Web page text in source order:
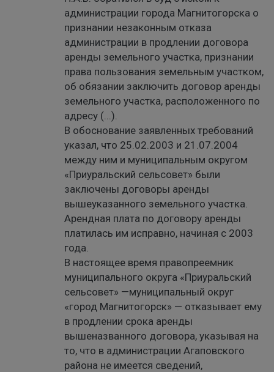
администрации города Магнитогорска о
признании незаконным отказа
администрации в продлении договора
аренды земельного участка, признании
права пользования земельным участком,
об обязании заключить договор аренды
земельного участка, расположенного по
адресу (...).
В обоснование заявленных требований
указал, что 25.02.2003 и 21.07.2004
между ним и муниципальным округом
«Приуральский сельсовет» были
заключены договоры аренды
вышеуказанного земельного участка.
Арендная плата по договору аренды
платилась им исправно, начиная с 2003
года.
В настоящее время правопреемник
муниципального округа «Приуральский
сельсовет» —муниципальный округ
«город Магнитогорск» — отказывает ему
в продлении срока аренды
вышеназванного договора, указывая на
то, что в администрации Агаповского
района не имеется сведений,